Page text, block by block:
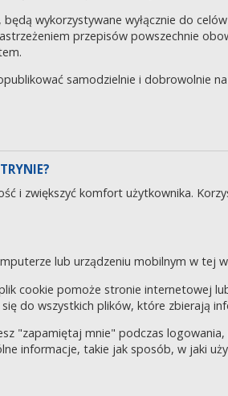
wykorzystywane wyłącznie do
przepisów powszechnie
samodzielnie i dobrowolnie
i zwiększyć komfort użytkownika.
lub urządzeniu mobilnym w tej
cookie pomoże stronie internetowej
do wszystkich plików, które zbierają
"zapamiętaj mnie" podczas
informacje, takie jak sposób, w jaki